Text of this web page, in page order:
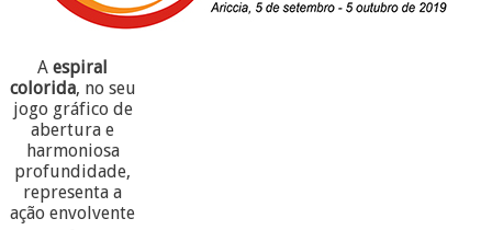
Aespiral
colorida, no seu
jogo gráfico de
abertura e
harmoniosa
profundidade,
representa a
ação envolvente